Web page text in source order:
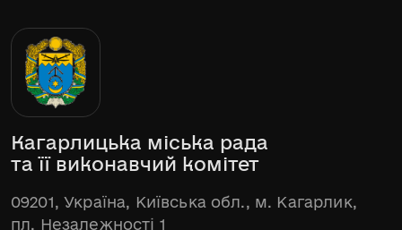
Кагарлицька міська рада
та її виконавчий комітет
09201, Україна, Київська обл., м. Кагарлик,
пл. Незалежності 1